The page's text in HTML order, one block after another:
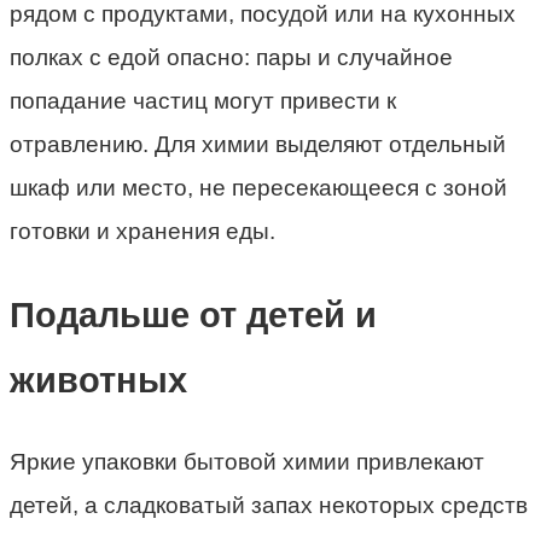
рядом с продуктами, посудой или на кухонных
полках с едой опасно: пары и случайное
попадание частиц могут привести к
отравлению. Для химии выделяют отдельный
шкаф или место, не пересекающееся с зоной
готовки и хранения еды.
Подальше от детей и
животных
Яркие упаковки бытовой химии привлекают
детей, а сладковатый запах некоторых средств